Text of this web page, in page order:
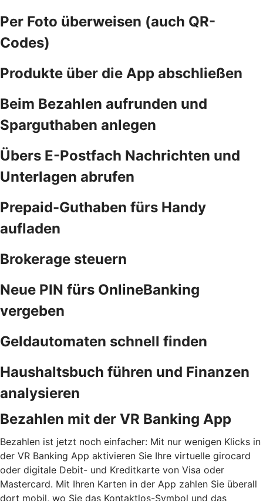
Per Foto überweisen (auch QR-
Codes)
Produkte über die App abschließen
Beim Bezahlen aufrunden und
Sparguthaben anlegen
Übers E-Postfach Nachrichten und
Unterlagen abrufen
Prepaid-Guthaben fürs Handy
aufladen
Brokerage steuern
Neue PIN fürs OnlineBanking
vergeben
Geldautomaten schnell finden
Haushaltsbuch führen und Finanzen
analysieren
Bezahlen mit der VR Banking App
Bezahlen ist jetzt noch einfacher: Mit nur wenigen Klicks in
der VR Banking App aktivieren Sie Ihre virtuelle girocard
oder digitale Debit- und Kreditkarte von Visa oder
Mastercard. Mit Ihren Karten in der App zahlen Sie überall
dort mobil, wo Sie das Kontaktlos-Symbol und das